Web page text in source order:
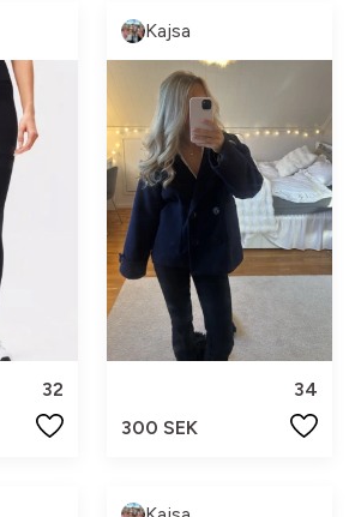
32
Kajsa
34
300 SEK